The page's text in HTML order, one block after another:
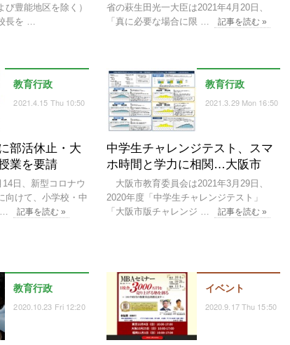
豊能地区を除く）
長を …
省の萩生田光一大臣は2021年4月20日、
「真に必要な場合に限 …
記事を読む »
教育行政
2021.4.15 Thu 10:50
部活休止・大
業を要請
日、新型コロナウ
向けて、小学校・中
…
記事を読む »
教育行政
2021.3.29 Mon 16:50
中学生チャレンジテスト、スマ
ホ時間と学力に相関…大阪市
大阪市教育委員会は2021年3月29日、
2020年度「中学生チャレンジテスト」
「大阪市版チャレンジ …
記事を読む »
教育行政
2020.10.23 Fri 12:20
イベント
2020.9.17 Thu 15:50